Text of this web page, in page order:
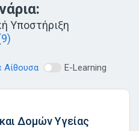
Υποστήριξη
Αίθουσα E-Learning
Δομών Υγείας